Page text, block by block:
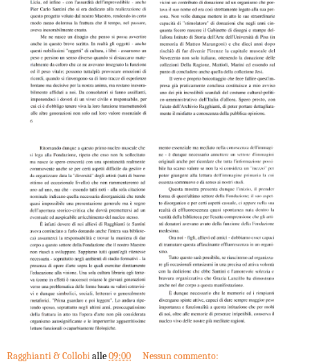
Ragghianti & Collobialle09:00 Nessun commento: